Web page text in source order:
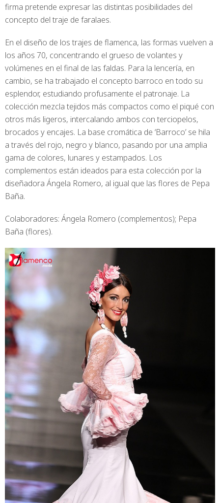
firma pretende expresar las distintas posibilidades del
concepto del traje de faralaes.
En el diseño de los trajes de flamenca, las formas vuelven a
los años 70, concentrando el grueso de volantes y
volúmenes en el final de las faldas. Para la lencería, en
cambio, se ha trabajado el concepto barroco en todo su
esplendor, estudiando profusamente el patronaje. La
colección mezcla tejidos más compactos como el piqué con
otros más ligeros, intercalando ambos con terciopelos,
brocados y encajes. La base cromática de ‘Barroco’ se hila
a través del rojo, negro y blanco, pasando por una amplia
gama de colores, lunares y estampados. Los
complementos están ideados para esta colección por la
diseñadora Ángela Romero, al igual que las flores de Pepa
Baña.
Colaboradores: Ángela Romero (complementos); Pepa
Baña (flores).